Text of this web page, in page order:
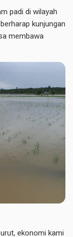
padi di wilayah
kunjungan
membawa
ekonomi kami